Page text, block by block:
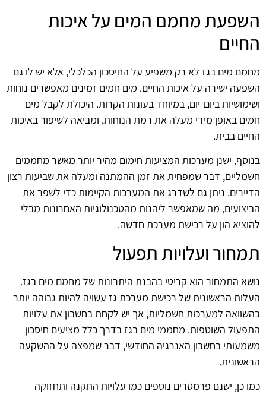
השפעת מחמם המים על איכות
החיים
מחמם מים בגז לא רק משפיע על החיסכון הכלכלי, אלא יש לו גם
השפעה ישירה על איכות החיים. מים חמים זמינים מאפשרים נוחות
ושימושיות ביום-יום, במיוחד בעונות הקרות. היכולת לקבל מים
חמים באופן מידי מעלה את רמת הנוחות, ומביאה לשיפור באיכות
החיים בבית.
בנוסף, ישנן מערכות המציעות חימום מהיר יותר מאשר מחממים
חשמליים, דבר שמפחית את זמן ההמתנה ומעלה את שביעות רצון
הדיירים. ניתן גם לשדרג את המערכות הקיימות כדי לשפר את
הביצועים, מה שמאפשר ליהנות מהטכנולוגיות האחרונות מבלי
להוציא הון על רכישת מערכת חדשה.
תמחור ועלויות תפעול
נושא התמחור הוא קריטי בהבנת היתרונות של מחמם מים בגז.
העלות הראשונית של רכישת מערכת גז עשויה להיות גבוהה יותר
בהשוואה למערכות חשמליות, אך יש לקחת בחשבון את עלויות
התפעול השוטפות. מחממי מים בגז בדרך כלל מציעים חיסכון
משמעותי בחשבון האנרגיה החודשי, דבר שמפצה על ההשקעה
הראשונית.
כמו כן, ישנם פרמטרים נוספים כמו עלויות התקנה ותחזוקה